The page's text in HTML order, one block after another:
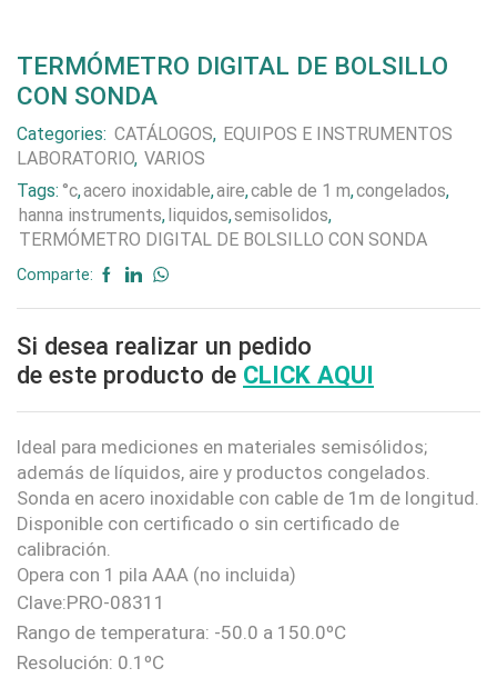
TERMÓMETRO DIGITAL DE BOLSILLO
CON SONDA
Categories: CATÁLOGOS, EQUIPOS E INSTRUMENTOS
LABORATORIO, VARIOS
Tags: °c,acero inoxidable,aire,cable de 1 m,congelados,
hanna instruments,liquidos,semisolidos,
TERMÓMETRO DIGITAL DE BOLSILLO CON SONDA
Comparte:
Si desea realizar un pedido
de este producto de CLICK AQUI
Ideal para mediciones en materiales semisólidos;
además de líquidos, aire y productos congelados.
Sonda en acero inoxidable con cable de 1m de longitud.
Disponible con certificado o sin certificado de
calibración.
Opera con 1 pila AAA (no incluida)
Clave:PRO-08311
Rango de temperatura: -50.0 a 150.0ºC
Resolución: 0.1ºC